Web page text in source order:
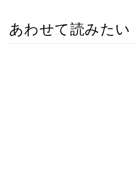
あわせて読みたい